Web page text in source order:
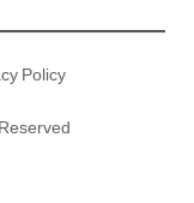
Policy